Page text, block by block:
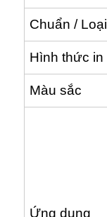
Chuẩn / Loại
Hình thức in
Màu sắc
Ứng dụng